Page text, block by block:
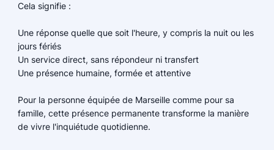
Cela signifie :
Une réponse quelle que soit l'heure, y compris la nuit ou les
jours fériés
Un service direct, sans répondeur ni transfert
Une présence humaine, formée et attentive
Pour la personne équipée de Marseille comme pour sa
famille, cette présence permanente transforme la manière
de vivre l'inquiétude quotidienne.